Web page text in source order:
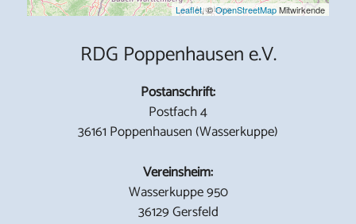
Leaflet, ©OpenStreetMapMitwirkende
RDG Poppenhausen e.V.
Postanschrift:
Postfach 4
36161 Poppenhausen (Wasserkuppe)
Vereinsheim:
Wasserkuppe 950
36129 Gersfeld